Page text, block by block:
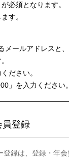
が必須となります。
す。
メールアドレスと、
ださい。
」を入力ください
員登録
登録は、登録・年